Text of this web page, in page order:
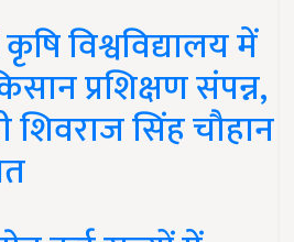
विश्वविद्यालय में
प्रशिक्षण संपन्न,
शिवराज सिंह चौहान